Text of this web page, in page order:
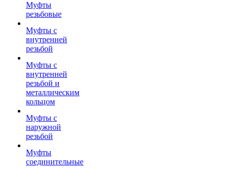
Муфты
резьбовые
Муфты с
внутренней
резьбой
Муфты с
внутренней
резьбой и
металлическим
кольцом
Муфты с
наружной
резьбой
Муфты
соединительные